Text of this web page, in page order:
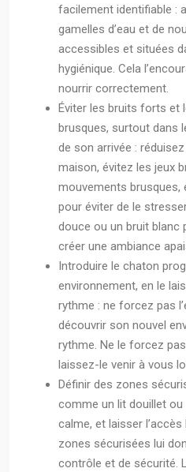
facilement identifiable :
gamelles d’eau et de
accessibles et situées
hygiénique. Cela
nourrir correctement.
Éviter les bruits forts et
brusques, surtout dans
de son arrivée :
maison, évitez les jeux
mouvements brusques,
pour éviter de le
douce ou un bruit blanc
créer une ambiance
Introduire le chaton
environnement, en le
rythme : ne forcez pas
découvrir son nouvel
rythme. Ne le forcez
laissez-le venir à vous
Définir des zones
comme un lit douillet ou
calme, et laisser
zones sécurisées lui
contrôle et de sécurité.